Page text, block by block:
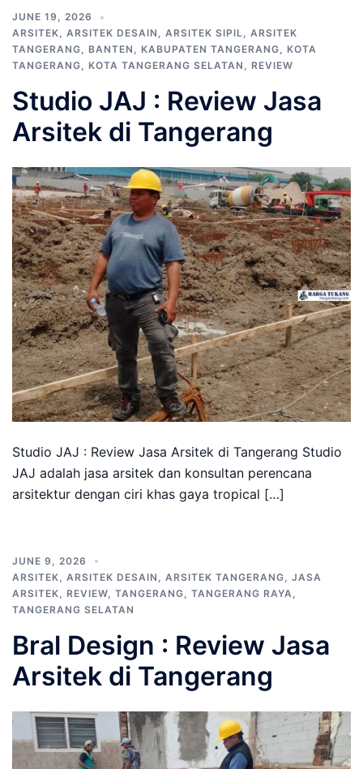
JUNE 19, 2026
ARSITEK, ARSITEK DESAIN , ARSITEK SIPIL, ARSITEK
TANGERANG, BANTEN , KABUPATEN TANGERANG, KOTA
TANGERANG, KOTA TANGERANG SELATAN , REVIEW
Studio JAJ : Review Jasa
Arsitek di Tangerang
Studio JAJ : Review Jasa Arsitek di Tangerang Studio
JAJ adalah jasa arsitek dan konsultan perencana
arsitektur dengan ciri khas gaya tropical […]
JUNE 9, 2026
ARSITEK
ARSITEK DESAIN ARSITEK TANGERANG
JASA
ARSITEK
REVIEW TANGERANG TANGERANG RAYA
TANGERANG SELATAN
Bral Design : Review Jasa
Arsitek di Tangerang